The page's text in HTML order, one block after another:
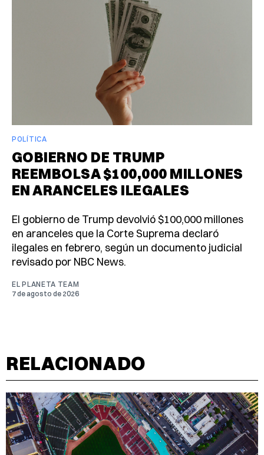
POLÍTICA
GOBIERNO DE TRUMP
REEMBOLSA $100,000 MILLONES
EN ARANCELES ILEGALES
El gobierno de Trump devolvió $100,000 millones
en aranceles que la Corte Suprema declaró
ilegales en febrero, según un documento judicial
revisado por NBC News.
EL PLANETA TEAM
7 de agosto de 2026
RELACIONADO